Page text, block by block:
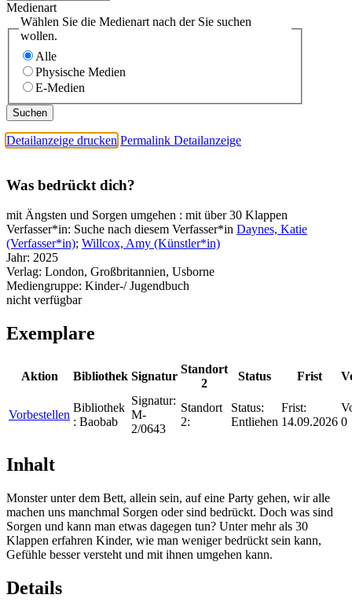
Medienart
Wählen Sie die Medienart nach der Sie suchen
wollen.
Alle
Physische Medien
E-Medien
Detailanzeige drucken Permalink Detailanzeige
Was bedrückt dich?
mit Ängsten und Sorgen umgehen : mit über 30 Klappen
Verfasser*in: Suche nach diesem Verfasser*in Daynes, Katie
(Verfasser*in); Willcox, Amy (Künstler*in)
Jahr: 2025
Verlag: London, Großbritannien, Usborne
Mediengruppe: Kinder-/ Jugendbuch
nicht verfügbar
Exemplare
Aktion Bibliothek Signatur
Standort
2
Status Frist
Vorbestellen
Bibliothek
: Baobab
Signatur:
M-
2/0643
Standort
2:
Status:
Entliehen
Frist:
14.09.2026 0
Inhalt
Monster unter dem Bett, allein sein, auf eine Party gehen, wir alle
machen uns manchmal Sorgen oder sind bedrückt. Doch was sind
Sorgen und kann man etwas dagegen tun? Unter mehr als 30
Klappen erfahren Kinder, wie man weniger bedrückt sein kann,
Gefühle besser versteht und mit ihnen umgehen kann.
Details